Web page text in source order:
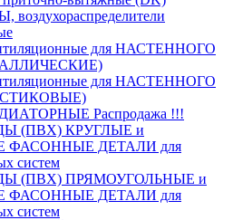
для НАСТЕННОГО
для НАСТЕННОГО
Распродажа !!!
(ПВХ) КРУГЛЫЕ и
ДЕТАЛИ для
систем
(ПВХ) ПРЯМОУГОЛЬНЫЕ и
ДЕТАЛИ для
систем